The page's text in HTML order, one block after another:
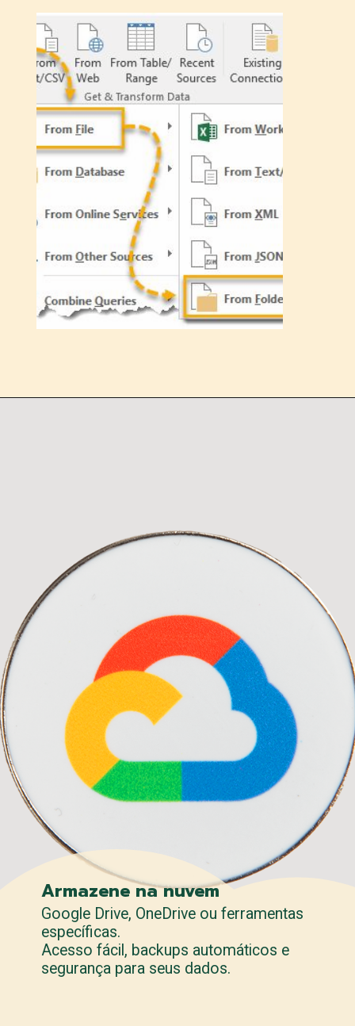
Armazene na nuvem
Google Drive, OneDrive ou ferramentas
específicas.
Acesso fácil, backups automáticos e
segurança para seus dados.